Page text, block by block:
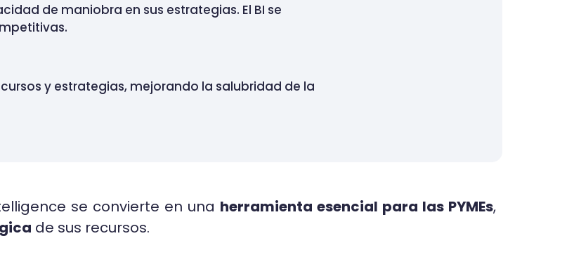
de maniobra en sus estrategias. El BI se
y estrategias, mejorando la salubridad de la
se convierte en una herramienta esencial para las PYMEs,
de sus recursos.